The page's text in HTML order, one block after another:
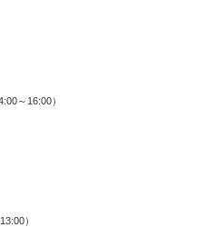
～16:00）
）